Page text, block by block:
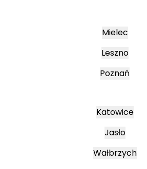
Mielec
Leszno
Poznań
Katowice
Jasło
Wałbrzych